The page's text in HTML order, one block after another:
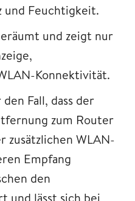
und Feuchtigkeit.
und zeigt nur
Konnektivität.
Fall, dass der
zum Router
zusätzlichen WLAN-
Empfang
den